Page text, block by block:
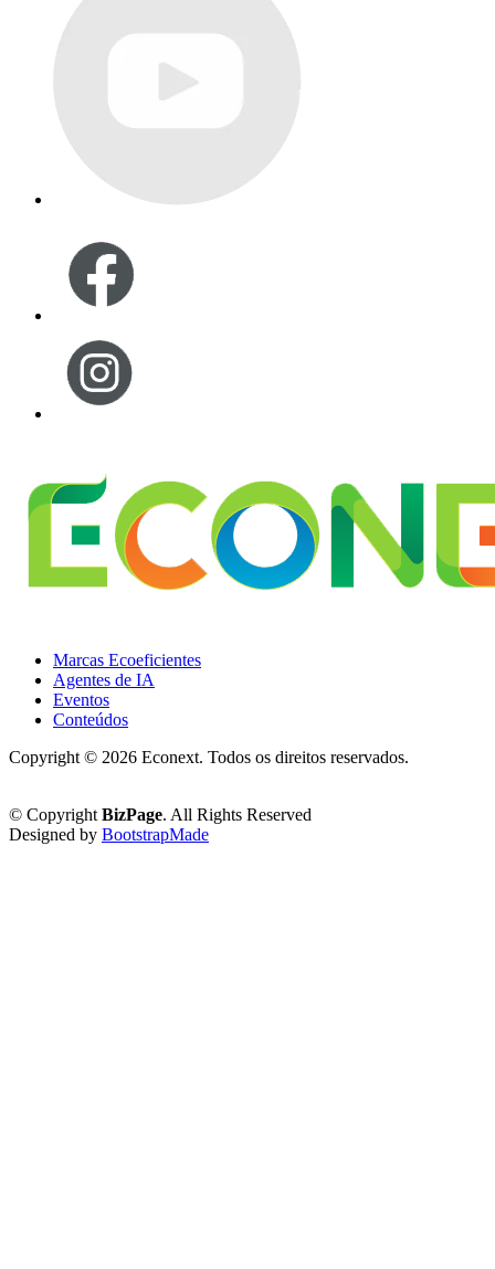
Marcas Ecoeficientes
Agentes de IA
Eventos
Conteúdos
Copyright © 2026 Econext. Todos os direitos reservados.
© Copyright BizPage. All Rights Reserved
Designed by BootstrapMade